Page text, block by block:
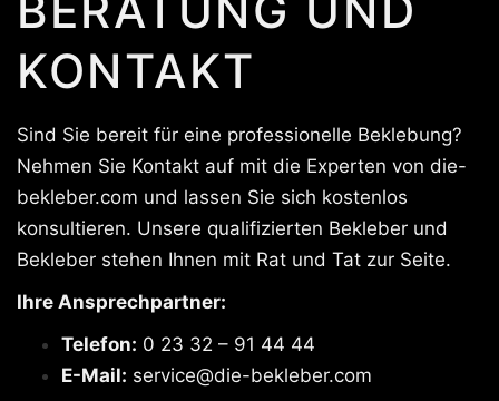
KONTAKT
Sind Sie bereit für eine professionelle Beklebung?
Nehmen Sie Kontakt auf mit die Experten von die-
bekleber.com und lassen Sie sich kostenlos
konsultieren. Unsere qualifizierten Bekleber und
Bekleber stehen Ihnen mit Rat und Tat zur Seite.
Ihre Ansprechpartner:
Telefon: 0 23 32 – 91 44 44
E-Mail: service@die-bekleber.com